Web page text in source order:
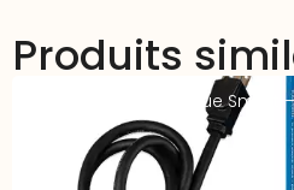
Produits
Chargeur VICTRON Blue Smart